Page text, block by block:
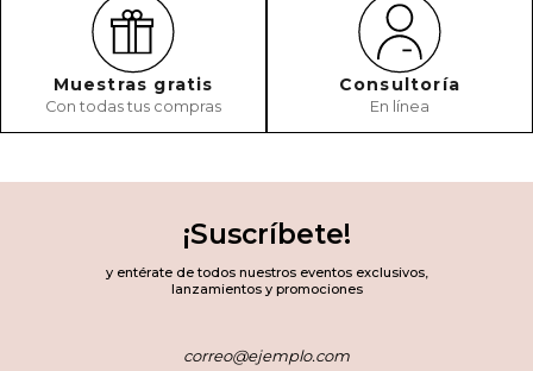
Muestras gratis
Con todas tus compras
Consultoría
En línea
¡Suscríbete!
y entérate de todos nuestros eventos exclusivos,
lanzamientos y promociones